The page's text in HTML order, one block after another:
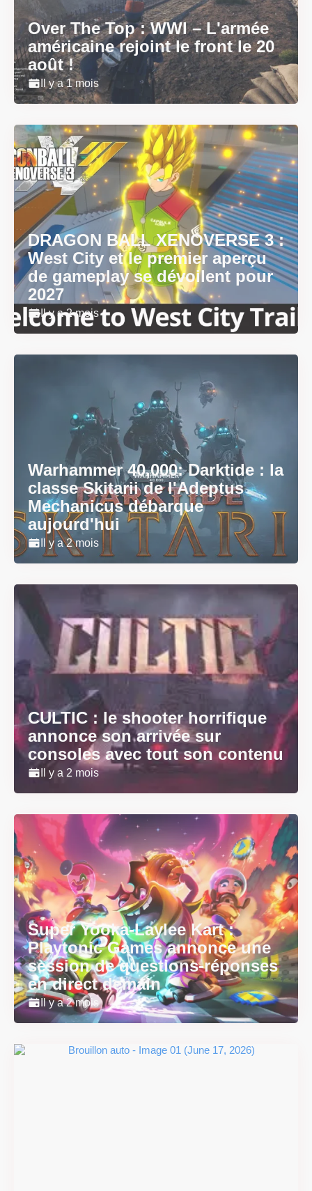
Over The Top : WWI – L'armée
américaine rejoint le front le 20
août !
Il y a 1 mois
DRAGON BALL XENOVERSE 3 :
West City et le premier aperçu
de gameplay se dévoilent pour
2027
Il y a 2 mois
Warhammer 40,000: Darktide : la
classe Skitarii de l'Adeptus
Mechanicus débarque
aujourd'hui
Il y a 2 mois
CULTIC : le shooter horrifique
annonce son arrivée sur
consoles avec tout son contenu
Il y a 2 mois
Super Yooka-Laylee Kart :
Playtonic Games annonce une
session de questions-réponses
en direct demain
Il y a 2 mois